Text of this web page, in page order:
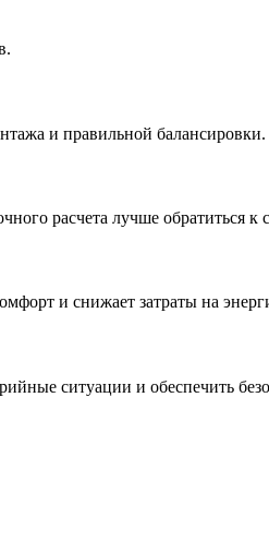
и правильной балансировки.
расчета лучше обратиться к
и снижает затраты на
ситуации и обеспечить